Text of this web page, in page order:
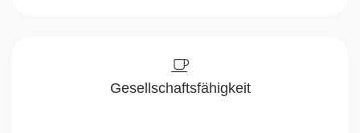
Gesellschaftsfähigkeit